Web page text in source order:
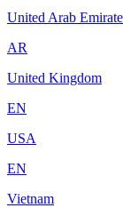
United Arab
AR
United Kingdom
EN
USA
EN
Vietnam